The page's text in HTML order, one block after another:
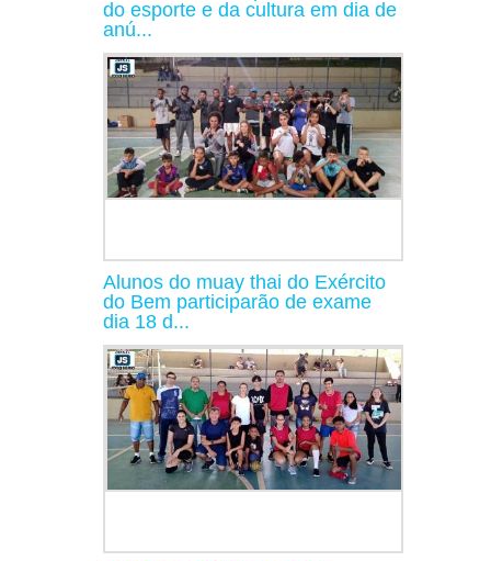
do esporte e da cultura em dia de
anú...
Alunos do muay thai do Exército
do Bem participarão de exame
dia 18 d...